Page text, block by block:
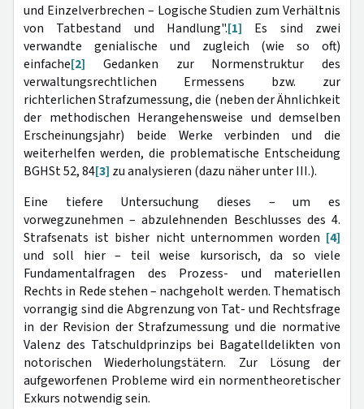
und Einzelverbrechen – Logische Studien zum Verhältnis
von Tatbestand und Handlung".[1] Es sind zwei
verwandte genialische und zugleich (wie so oft)
einfache[2] Gedanken zur Normenstruktur des
verwaltungsrechtlichen Ermessens bzw. zur
richterlichen Strafzumessung, die (neben der Ähnlichkeit
der methodischen Herangehensweise und demselben
Erscheinungsjahr) beide Werke verbinden und die
weiterhelfen werden, die problematische Entscheidung
BGHSt 52, 84[3] zu analysieren (dazu näher unter III.).
Eine tiefere Untersuchung dieses – um es
vorwegzunehmen – abzulehnenden Beschlusses des 4.
Strafsenats ist bisher nicht unternommen worden [4]
und soll hier – teil weise kursorisch, da so viele
Fundamentalfragen des Prozess- und materiellen
Rechts in Rede stehen – nachgeholt werden. Thematisch
vorrangig sind die Abgrenzung von Tat- und Rechtsfrage
in der Revision der Strafzumessung und die normative
Valenz des Tatschuldprinzips bei Bagatelldelikten von
notorischen Wiederholungstätern. Zur Lösung der
aufgeworfenen Probleme wird ein normentheoretischer
Exkurs notwendig sein.